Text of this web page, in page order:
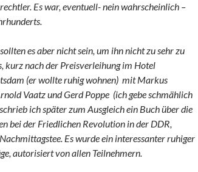
Es war, eventuell- nein wahrscheinlich –
es aber nicht sein, um ihn nicht zu sehr zu
kurz nach der Preisverleihung im Hotel
(er wollte ruhig wohnen) mit Markus
Vaatz und Gerd Poppe (ich gebe schmählich
ich später zum Ausgleich ein Buch über die
bei der Friedlichen Revolution in der DDR,
Es wurde ein interessanter ruhiger
autorisiert von allen Teilnehmern.